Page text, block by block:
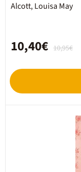
Alcott, Louisa May
10,95€
10,40€